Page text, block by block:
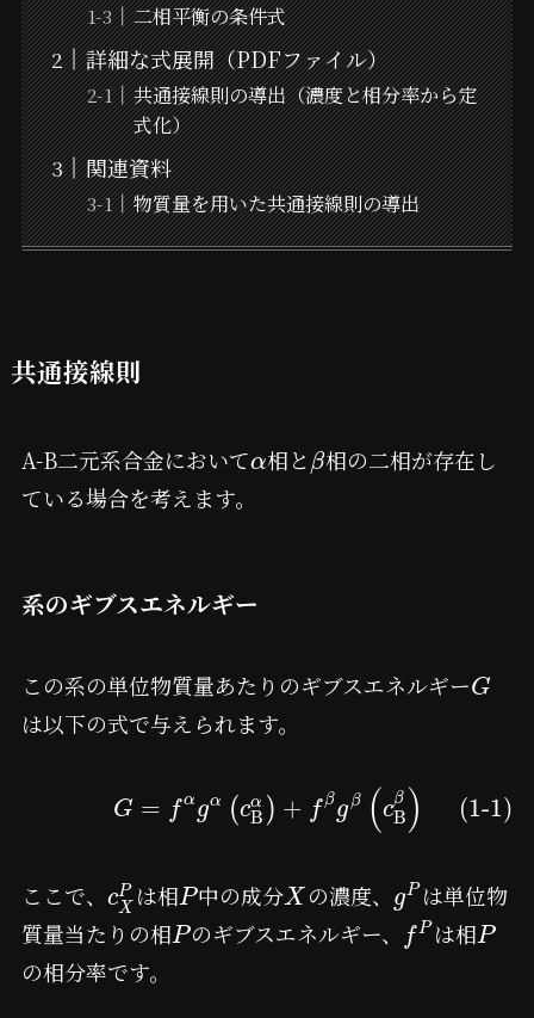
二相平衡の条件式
詳細な式展開（PDFファイル）
共通接線則の導出（濃度と相分率から定
式化）
関連資料
物質量を用いた共通接線則の導出
共通接線則
A-B二元系合金においてα相と β相の二相が存在し
ている場合を考えます。
系のギブスエネルギー
この系の単位物質量あたりのギブスエネルギーG
は以下の式で与えられます。
G = f α gα (cα
B ) + f βgβ (cβ
B ) (1-1)
ここで、 cP
X は相P中の成分X の濃度、 gP は単位物
質量当たりの相Pのギブスエネルギー、 f P は相P
の相分率です。